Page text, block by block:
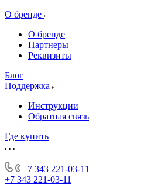
О бренде
О бренде
Партнеры
Реквизиты
Блог
Поддержка
Инструкции
Обратная связь
Где купить
+7 343 221-03-11
+7 343 221-03-11